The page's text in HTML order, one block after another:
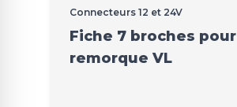
Connecteurs 12 et 24V
Fiche 7 broches pour
remorque VL